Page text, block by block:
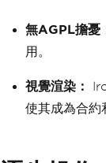
無AGPL擔憂
用。
視覺渲染：
使其成為合約